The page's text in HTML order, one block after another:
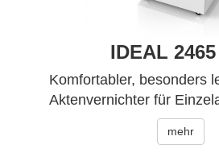
IDEAL
Komfortabler, besonders
Aktenvernichter für
mehr